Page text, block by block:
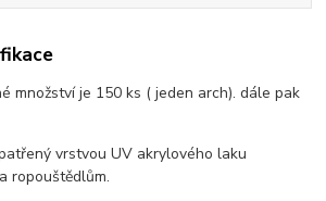
množství je 150 ks ( jeden arch). dále pak
vrstvou UV akrylového laku
ropouštědlům.